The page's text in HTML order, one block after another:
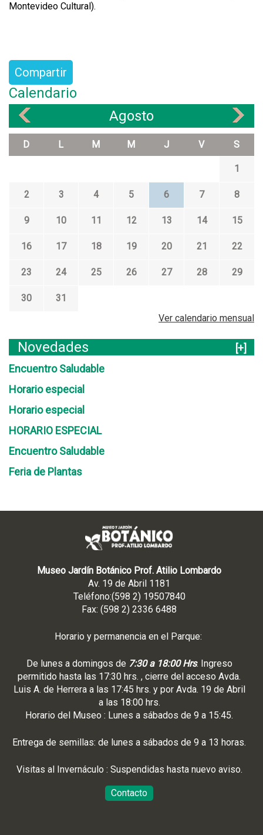
Montevideo Cultural).
Compartir
Calendario
Agosto
D L M M J V S
1
2 3 4 5 6 7 8
9 10 11 12 13 14 15
16 17 18 19 20 21 22
23 24 25 26 27 28 29
30
31
Ver calendario mensual
Novedades
[+]
Encuentro Saludable
Horario especial
Horario especial
HORARIO ESPECIAL
Encuentro Saludable
Feria de Plantas
Museo Jardín Botánico Prof. Atilio Lombardo
Av. 19 de Abril 1181
Teléfono:(598 2) 19507840
Fax: (598 2) 2336 6488
Horario y permanencia en el Parque:
De lunes a domingos de 7:30 a 18:00 Hrs. Ingreso
permitido hasta las 17:30 hrs. , cierre del acceso Avda.
Luis A. de Herrera a las 17:45 hrs. y por Avda. 19 de Abril
a las 18:00 hrs.
Horario del Museo : Lunes a sábados de 9 a 15:45.
Entrega de semillas: de lunes a sábados de 9 a 13 horas.
Visitas al Invernáculo : Suspendidas hasta nuevo aviso.
Contacto